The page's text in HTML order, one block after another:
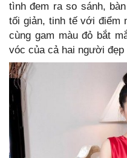
tình đem ra so sánh,
tối giản, tinh tế với điểm
cùng gam màu đỏ bắt
vóc của cả hai người đẹp